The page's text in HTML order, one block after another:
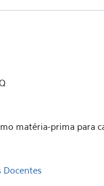
matéria-prima para
Docentes